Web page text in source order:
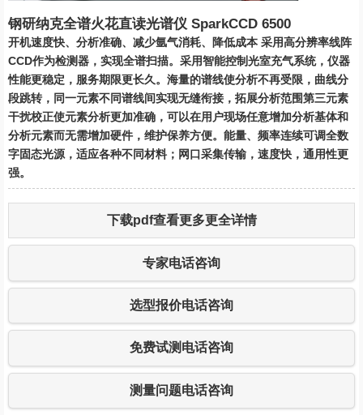
钢研纳克全谱火花直读光谱仪 SparkCCD 6500
开机速度快、分析准确、减少氩气消耗、降低成本 采用高分辨率线阵
CCD作为检测器，实现全谱扫描。采用智能控制光室充气系统，仪器
性能更稳定，服务期限更长久。海量的谱线使分析不再受限，曲线分
段跳转，同一元素不同谱线间实现无缝衔接，拓展分析范围第三元素
干扰校正使元素分析更加准确，可以在用户现场任意增加分析基体和
分析元素而无需增加硬件，维护保养方便。能量、频率连续可调全数
字固态光源，适应各种不同材料；网口采集传输，速度快，通用性更
强。
下载pdf查看更多更全详情
专家电话咨询
选型报价电话咨询
免费试测电话咨询
测量问题电话咨询